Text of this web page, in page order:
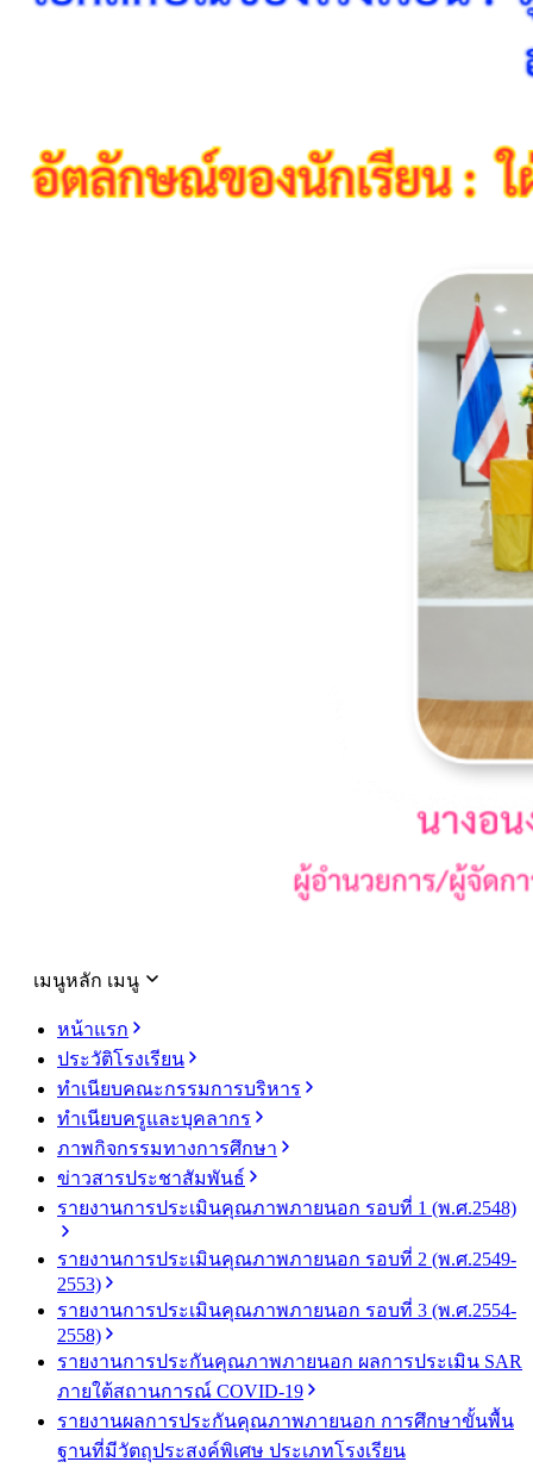
เมนูหลัก เมนู
หน้าแรก
ประวัติโรงเรียน
ทำเนียบคณะกรรมการบริหาร
ทำเนียบครูและบุคลากร
ภาพกิจกรรมทางการศึกษา
ข่าวสารประชาสัมพันธ์
รายงานการประเมินคุณภาพภายนอก รอบ⁠ที่ 1 (พ.ศ.2548)
รายงานการประเมินคุณภาพภายนอก รอบ⁠ที่ 2 (พ.ศ.2549-
2553)
รายงานการประเมินคุณภาพภายนอก รอบ⁠ที่ 3 (พ.ศ.2554-
2558)
รายงานการประกันคุณภาพภายนอก ผลการประเมิน SAR
ภายใต้สถานการณ์ COVID-19
รายงานผลการประกันคุณภาพภายนอก การศึกษาขั้นพื้น
ฐานที่มีวัตถุประสงค์พิเศษ ประเภทโรงเรียน